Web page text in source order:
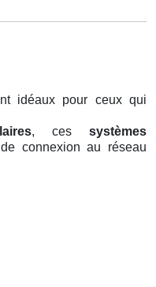
idéaux pour ceux qui
, cessystèmes
connexion au réseau